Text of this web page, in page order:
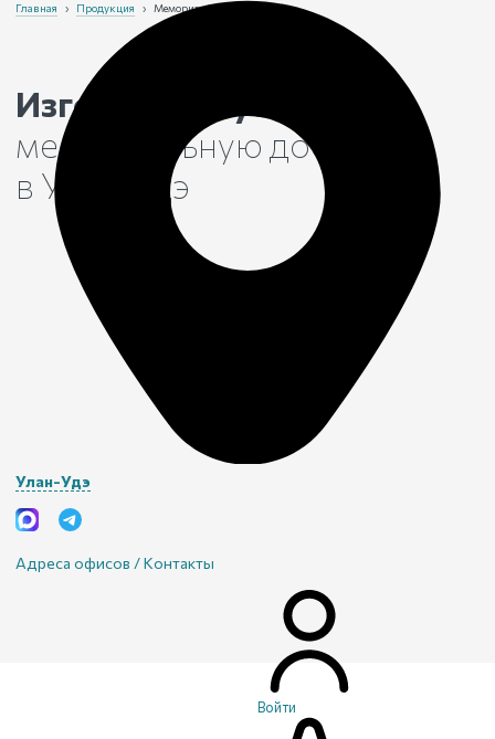
Улан-Удэ
Адреса офисов / Контакты
Войти
Главная › Продукция › Мемориальная доска
Изготовим и установим
мемориальную доску
в Улан-Удэ